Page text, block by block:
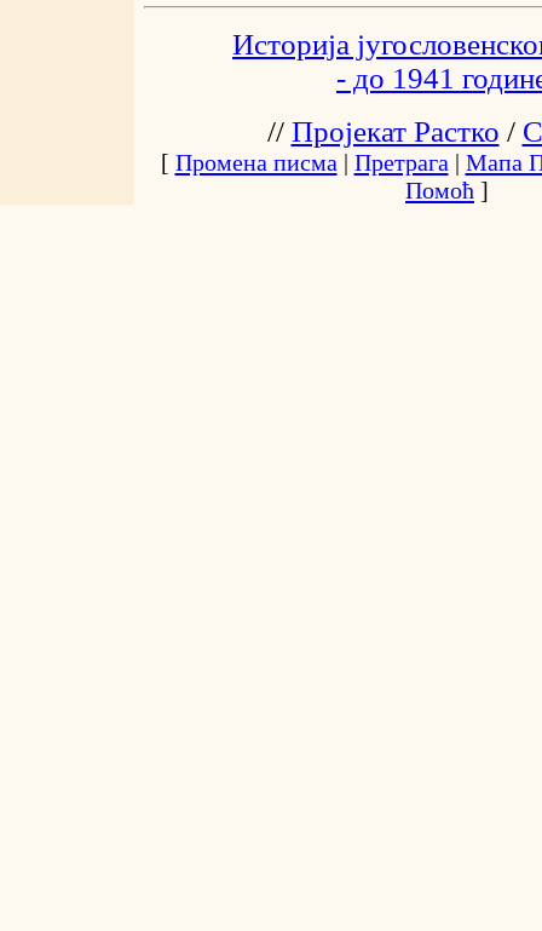
Историја
- до 1941
// Пројекат Растко /
[ Промена писма | Претрага | Мапа
Помоћ ]